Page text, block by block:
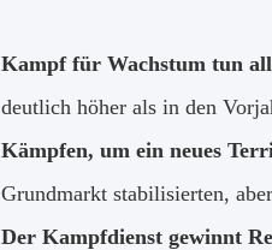
Kampf für Wachstum tun
deutlich höher als in den
Kämpfen, um ein neues
Grundmarkt stabilisierten,
Der Kampfdienst gewinnt